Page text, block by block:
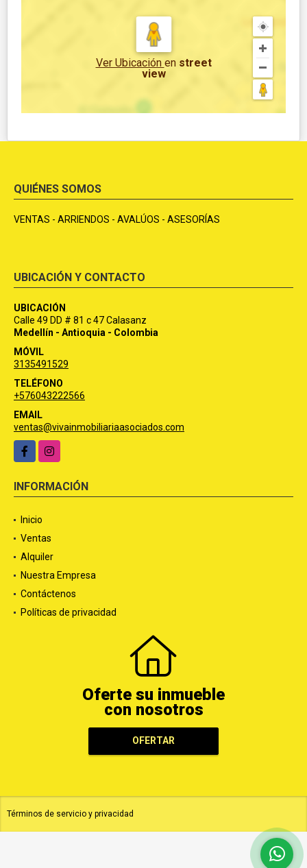
Ver Ubicación en street
view
QUIÉNES SOMOS
VENTAS - ARRIENDOS - AVALÚOS - ASESORÍAS
UBICACIÓN Y CONTACTO
UBICACIÓN
Calle 49 DD # 81 c 47 Calasanz
Medellín - Antioquia - Colombia
MÓVIL
3135491529
TELÉFONO
+576043222566
EMAIL
ventas@vivainmobiliariaasociados.com
FacebookInstagram
INFORMACIÓN
Inicio
Ventas
Alquiler
Nuestra Empresa
Contáctenos
Políticas de privacidad
Oferte su inmueble
con nosotros
OFERTAR
Términos de servicio y privacidad